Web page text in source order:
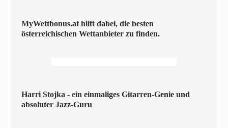
MyWettbonus.at hilft dabei, die besten
österreichischen Wettanbieter zu finden.
Harri Stojka - ein einmaliges Gitarren-Genie und
absoluter Jazz-Guru